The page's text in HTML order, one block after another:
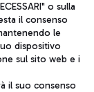
e
o sulla
il consenso
le
dispositivo
sul sito web e i
il suo consenso